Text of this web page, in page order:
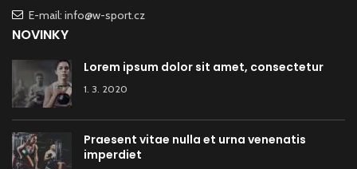
E-mail: info@w-sport.cz
NOVINKY
Lorem ipsum dolor sit amet, consectetur
1. 3. 2020
Praesent vitae nulla et urna venenatis
imperdiet